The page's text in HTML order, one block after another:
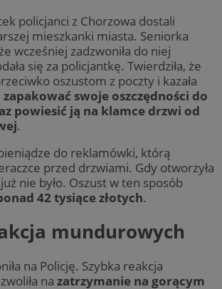
policjanci z Chorzowa dostali
mieszkanki miasta. Seniorka
wcześniej zadzwoniła do niej
się za policjantkę. Twierdziła, że
oszustom z poczty i kazała
zapakować swoje oszczędności do
powiesić ją na klamce drzwi od
.
do reklamówki, którą
przed drzwiami. Gdy otworzyła
nie było. Oszust w ten sposób
42 tysiące złotych.
mundurowych
na Policję. Szybka reakcja
na zatrzymanie na gorącym